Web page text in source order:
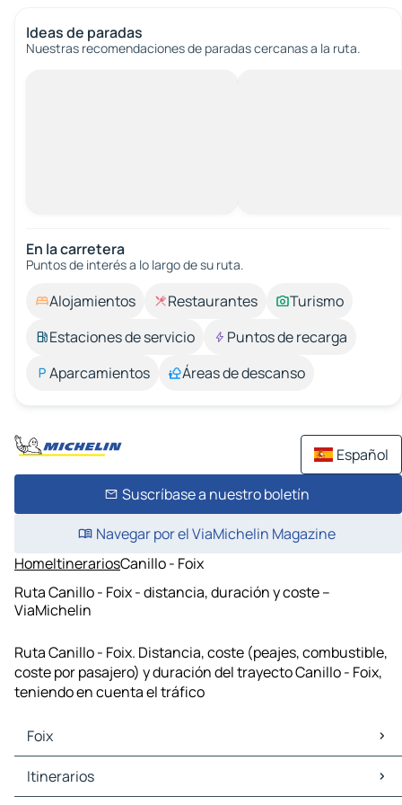
Ideas de paradas
Nuestras recomendaciones de paradas cercanas a la ruta.
En la carretera
Puntos de interés a lo largo de su ruta.
Alojamientos Restaurantes
Turismo
Estaciones de servicio
Puntos de recarga
Aparcamientos
Áreas de descanso
Español
Suscríbase a nuestro boletín
Navegar por el ViaMichelin Magazine
HomeItinerariosCanillo - Foix
Ruta Canillo - Foix - distancia, duración y coste –
ViaMichelin
Ruta Canillo - Foix. Distancia, coste (peajes, combustible,
coste por pasajero) y duración del trayecto Canillo - Foix,
teniendo en cuenta el tráfico
Foix
Foix Mapas Planos
Foix Trafico
Itinerarios